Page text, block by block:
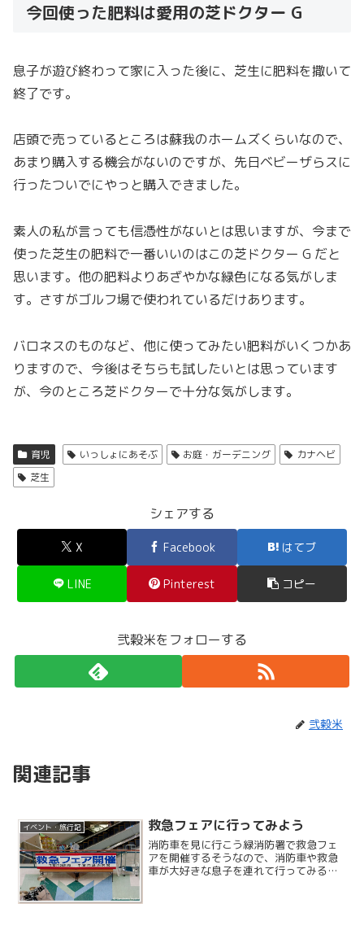
今回使った肥料は愛用の芝ドクター G
息子が遊び終わって家に入った後に、芝生に肥料を撒いて
終了です。
店頭で売っているところは蘇我のホームズくらいなので、
あまり購入する機会がないのですが、先日ベビーザらスに
行ったついでにやっと購入できました。
素人の私が言っても信憑性がないとは思いますが、今まで
使った芝生の肥料で一番いいのはこの芝ドクター G だと
思います。他の肥料よりあざやかな緑色になる気がしま
す。さすがゴルフ場で使われているだけあります。
バロネスのものなど、他に使ってみたい肥料がいくつかあ
りますので、今後はそちらも試したいとは思っています
が、今のところ芝ドクターで十分な気がします。
育児 いっしょにあそぶ お庭・ガーデニング
カナヘビ
芝生
シェアする
X Facebook はてブ
LINE Pinterest コピー
弐穀米をフォローする
弐穀米
関連記事
イベント・旅行記 救急フェアに行ってみよう
消防車を見に行こう緑消防署で救急フェ
アを開催するそうなので、消防車や救急
車が大好きな息子を連れて行ってみるこ